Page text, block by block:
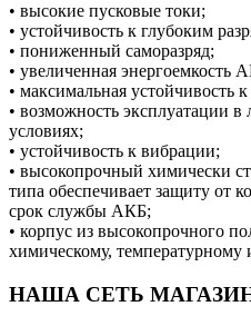
• высокие пусковые токи;
• устойчивость к глубоким
• пониженный саморазряд;
• увеличенная энергоемкость
• максимальная устойчивость
• возможность эксплуатации
условиях;
• устойчивость к вибрации;
• высокопрочный химически
типа обеспечивает защиту от
срок службы АКБ;
• корпус из высокопрочного
химическому, температурному
НАША СЕТЬ